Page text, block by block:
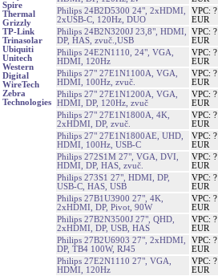
Spire
Thermal
Grizzly
TP-Link
Trinasolar
Ubiquiti
Unitech
Western
Digital
WireTech
Zebra
Technologies
Philips 24B2D5300 24", 2xHDMI,
2xUSB-C, 120Hz, DUO
VPC: ?
EUR
Philips 24B2N3200J 23,8", HDMI,
DP, HAS, zvuč.,USB
VPC: ?
EUR
Philips 24E2N1110, 24", VGA,
HDMI, 120Hz
VPC: ?
EUR
Philips 27" 27E1N1100A, VGA,
HDMI, 100Hz, zvuč.
VPC: ?
EUR
Philips 27" 27E1N1200A, VGA,
HDMI, DP, 120Hz, zvuč
VPC: ?
EUR
Philips 27" 27E1N1800A, 4K,
2xHDMI, DP, zvuč.
VPC: ?
EUR
Philips 27" 27E1N1800AE, UHD,
HDMI, 100Hz, USB-C
VPC: ?
EUR
Philips 272S1M 27", VGA, DVI,
HDMI, DP, HAS, zvuč.
VPC: ?
EUR
Philips 273S1 27", HDMI, DP,
USB-C, HAS, USB
VPC: ?
EUR
Philips 27B1U3900 27", 4K,
2xHDMI, DP, Pivot, 90W
VPC: ?
EUR
Philips 27B2N3500J 27", QHD,
2xHDMI, DP, USB, HAS
VPC: ?
EUR
Philips 27B2U6903 27", 2xHDMI,
DP, TB4 100W, RJ45
VPC: ?
EUR
Philips 27E2N1110 27", VGA,
HDMI, 120Hz
VPC: ?
EUR